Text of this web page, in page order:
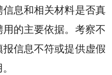
息和相关材料是否真
的主要依据。考察不
信息不符或提供虚假